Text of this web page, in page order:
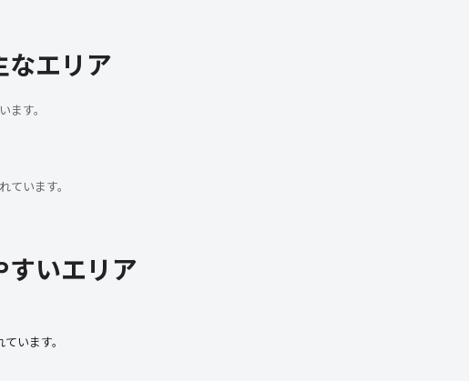
なエリア
す。
います。
いエリア
います。